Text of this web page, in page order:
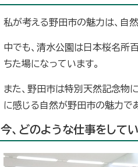
私が考える野田市の魅力は、自
中でも、清水公園は日本桜名所
ちた場になっています。
また、野田市は特別天然記念物
に感じる自然が野田市の魅力で
今、どのような仕事をしてい